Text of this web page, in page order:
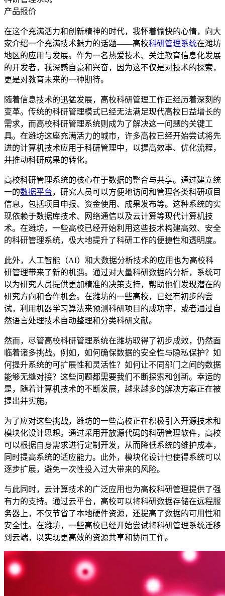
产品报价
在这个充满活力和创新精神的时代，我怀着愉快的心情，向大
家介绍一个充满技术魅力的话题——高校科研管理系统在潍坊
地区的应用与发展。作为一名热爱技术、关注教育信息化发展
的开发者，我深感自豪和兴奋，因为这不仅是对技术的探索，
更是对教育未来的一种期待。
随着信息技术的迅猛发展，高校科研管理工作正经历着深刻的
变革。传统的科研管理模式已经无法满足现代高校日益增长的
需求，而高校科研管理系统则成为了解决这一问题的关键工
具。在潍坊这座充满活力的城市，许多高校已经开始尝试将先
进的计算机技术应用于科研管理中，以提高效率、优化流程，
并推动科研成果的转化。
高校科研管理系统的核心在于数据的整合与共享。通过建立统
一的数据平台，研究人员可以方便地访问和管理各类科研项目
信息，包括项目申报、资金使用、成果发布等。这种系统的实
现依赖于数据库技术、网络通信以及云计算等现代计算机技
术。在潍坊，一些高校已经开始利用这些技术构建高效、安全
的科研管理系统，极大地提升了科研工作的便捷性和透明度。
此外，人工智能（AI）和大数据分析技术的应用也为高校科
研管理带来了新的机遇。通过对大量科研数据的分析，系统可
以为研究人员提供更加精准的决策支持，帮助他们发现潜在的
研究方向和合作机会。在潍坊的一些高校，已经有初步的尝
试，利用机器学习算法来预测科研项目的成功率，或者通过自
然语言处理技术自动整理和分类科研文献。
然而，尽管高校科研管理系统在潍坊取得了初步成效，仍然面
临着诸多挑战。例如，如何确保数据的安全性与隐私保护？如
何提升系统的可扩展性和灵活性？如何让不同部门之间的数据
能够无缝对接？这些问题都需要我们不断探索和创新。幸运的
是，随着计算机技术的不断发展，越来越多的解决方案正在被
提出并实施。
为了应对这些挑战，潍坊的一些高校正在积极引入开源技术和
模块化设计思想。通过采用开放源代码的科研管理软件，高校
可以根据自身需求进行定制开发，从而降低系统的维护成本，
同时提高系统的适应能力。此外，模块化设计也使得系统可以
逐步扩展，避免一次性投入过大带来的风险。
与此同时，云计算技术的广泛应用也为高校科研管理提供了强
有力的支持。通过云平台，高校可以将科研数据存储在远程服
务器上，不仅节省了本地硬件资源，还提高了数据的可用性和
安全性。在潍坊，一些高校已经开始尝试将科研管理系统迁移
到云端，以实现更高效的资源共享和协同工作。